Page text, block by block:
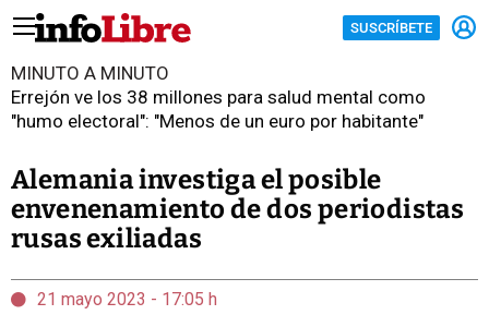
SUSCRÍBETE
MINUTO A MINUTO
Errejón ve los 38 millones para salud mental como
"humo electoral": "Menos de un euro por habitante"
Alemania investiga el posible
envenenamiento de dos periodistas
rusas exiliadas
21 mayo 2023 - 17:05 h